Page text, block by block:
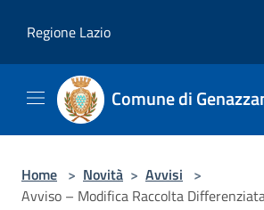
Regione Lazio
Comune di
Home > Novità > Avvisi >
Avviso – Modifica Raccolta